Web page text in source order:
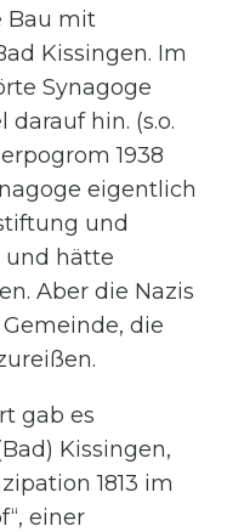
Bau mit
Kissingen. Im
Synagoge
hin. (s.o.
1938
eigentlich
und
und hätte
Aber die Nazis
die
gab es
Kissingen,
1813 im
einer